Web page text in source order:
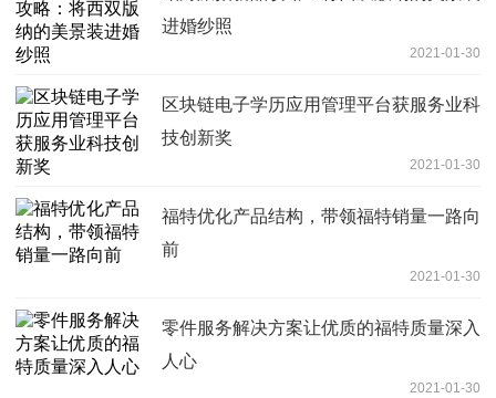
进婚纱照
2021-01-30
区块链电子学历应用管理平台获服务业科
技创新奖
2021-01-30
福特优化产品结构，带领福特销量一路向
前
2021-01-30
零件服务解决方案让优质的福特质量深入
人心
2021-01-30